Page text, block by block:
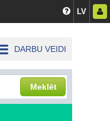
LV
DARBU VEIDI
Meklēt